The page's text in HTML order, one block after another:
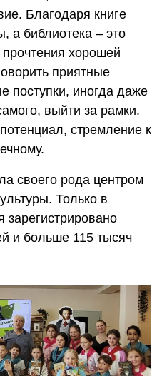
Благодаря книге
а библиотека – это
хорошей
приятные
поступки, иногда даже
выйти за рамки.
стремление к
своего рода центром
Только в
зарегистрировано
и больше 115 тысяч